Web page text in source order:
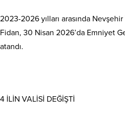
2023-2026 yılları arasında
Fidan, 30 Nisan 2026’da Emniyet
atandı.
4 İLİN VALİSİ DEĞİŞTİ